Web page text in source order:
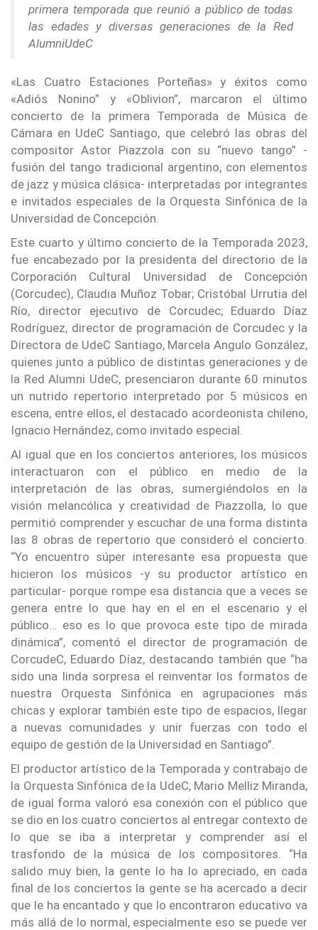
primera temporada que reunió a público de todas
las edades y diversas generaciones de la Red
AlumniUdeC
«Las Cuatro Estaciones Porteñas» y éxitos como
«Adiós Nonino” y «Oblivion”, marcaron el último
concierto de la primera Temporada de Música de
Cámara en UdeC Santiago, que celebró las obras del
compositor Astor Piazzola con su “nuevo tango” -
fusión del tango tradicional argentino, con elementos
de jazz y música clásica- interpretadas por integrantes
e invitados especiales de la Orquesta Sinfónica de la
Universidad de Concepción.
Este cuarto y último concierto de la Temporada 2023,
fue encabezado por la presidenta del directorio de la
Corporación Cultural Universidad de Concepción
(Corcudec), Claudia Muñoz Tobar; Cristóbal Urrutia del
Río, director ejecutivo de Corcudec; Eduardo Díaz
Rodríguez, director de programación de Corcudec y la
Directora de UdeC Santiago, Marcela Angulo González,
quienes junto a público de distintas generaciones y de
la Red Alumni UdeC, presenciaron durante 60 minutos
un nutrido repertorio interpretado por 5 músicos en
escena, entre ellos, el destacado acordeonista chileno,
Ignacio Hernández, como invitado especial.
Al igual que en los conciertos anteriores, los músicos
interactuaron con el público en medio de la
interpretación de las obras, sumergiéndolos en la
visión melancólica y creatividad de Piazzolla, lo que
permitió comprender y escuchar de una forma distinta
las 8 obras de repertorio que consideró el concierto.
“Yo encuentro súper interesante esa propuesta que
hicieron los músicos -y su productor artístico en
particular- porque rompe esa distancia que a veces se
genera entre lo que hay en el en el escenario y el
público… eso es lo que provoca este tipo de mirada
dinámica”, comentó el director de programación de
CorcudeC, Eduardo Díaz, destacando también que “ha
sido una linda sorpresa el reinventar los formatos de
nuestra Orquesta Sinfónica en agrupaciones más
chicas y explorar también este tipo de espacios, llegar
a nuevas comunidades y unir fuerzas con todo el
equipo de gestión de la Universidad en Santiago”.
El productor artístico de la Temporada y contrabajo de
la Orquesta Sinfónica de la UdeC, Mario Melliz Miranda,
de igual forma valoró esa conexión con el público que
se dio en los cuatro conciertos al entregar contexto de
lo que se iba a interpretar y comprender así el
trasfondo de la música de los compositores. “Ha
salido muy bien, la gente lo ha lo apreciado, en cada
final de los conciertos la gente se ha acercado a decir
que le ha encantado y que lo encontraron educativo va
más allá de lo normal, especialmente eso se puede ver